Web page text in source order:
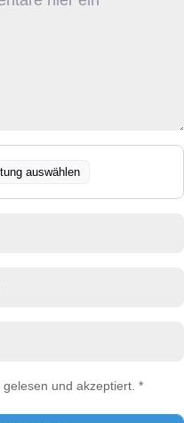
auswählen
gelesen und akzeptiert. *